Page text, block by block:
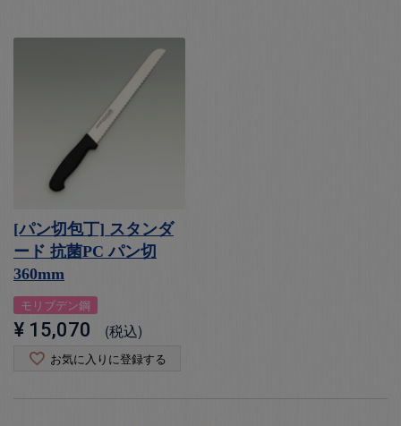
[パン切包丁] スタンダ
ード 抗菌PC パン切
360mm
モリブデン鋼
¥ 15,070 税込
お気に入りに登録する